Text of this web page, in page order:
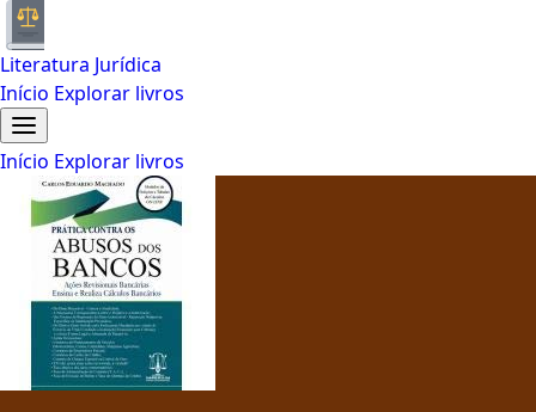
Literatura Jurídica
Início Explorar livros
Início Explorar livros